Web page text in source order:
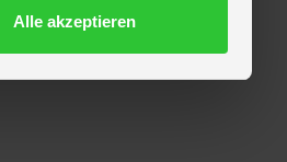
Alle akzeptieren